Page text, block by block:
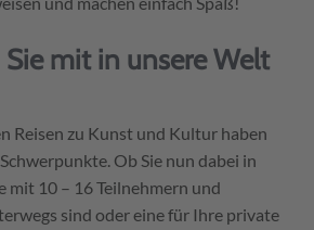
mit in unsere Welt
Reisen zu Kunst und Kultur haben
Ob Sie nun dabei in
mit 10 – 16 Teilnehmern und
sind oder eine für Ihre private